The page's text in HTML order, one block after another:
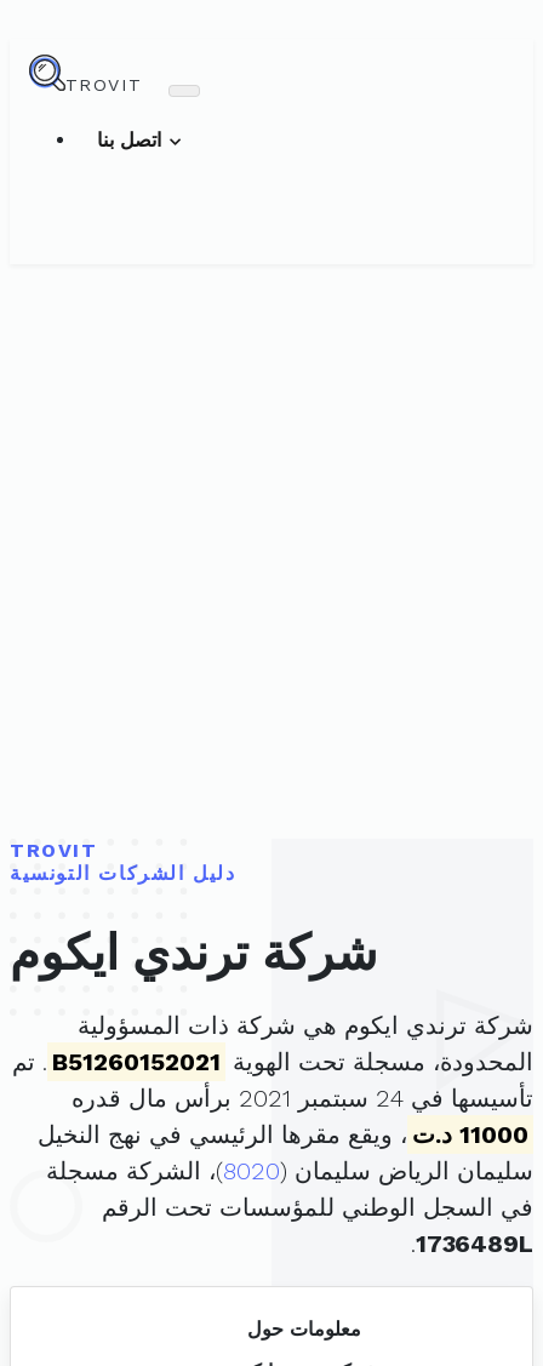
TROVIT
TROVIT
دليل الشركات التونسية
شركة ترندي ايكوم
شركة ترندي ايكوم هي شركة ذات المسؤولية
المحدودة، مسجلة تحت الهوية B51260152021 . تم
تأسيسها في 24 سبتمبر 2021 برأس مال قدره
11000 د.ت
، ويقع مقرها الرئيسي في نهج النخيل
سليمان الرياض سليمان (8020)، الشركة مسجلة
في السجل الوطني للمؤسسات تحت الرقم
1736489L
.
معلومات حول